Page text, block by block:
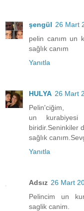
şengül 26 Mart
pelin canım un
sağlık canım
Yanıtla
HULYA 26 Mart
Pelin'ciğim,
un kurabiyesi
biridir.Seninkiler
sağlık
Yanıtla
Adsız 26 Mart
Pelincim un
saglik canim.